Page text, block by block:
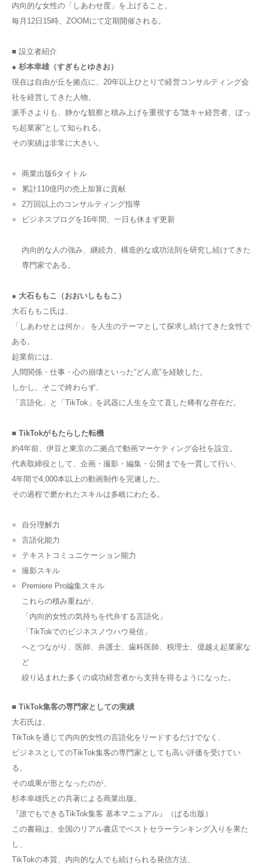
内向的な女性の「しあわせ度」を上げること。
毎月12日15時、ZOOMにて定期開催される。
■ 設立者紹介
● 杉本幸雄（すぎもとゆきお）
現在は自由が丘を拠点に、20年以上ひとりで経営コンサルティング会
社を経営してきた人物。
派手さよりも、静かな観察と積み上げを重視する“陰キャ経営者、ぼっ
ち起業家”として知られる。
その実績は非常に大きい。
商業出版6タイトル
累計110億円の売上加算に貢献
2万回以上のコンサルティング指導
ビジネスブログを16年間、一日も休まず更新
内向的な人の強み、継続力、構造的な成功法則を研究し続けてきた
専門家である。
● 大石ももこ（おおいしももこ）
大石ももこ氏は、
「しあわせとは何か」 を人生のテーマとして探求し続けてきた女性で
ある。
起業前には、
人間関係・仕事・心の崩壊といった“どん底”を経験した。
しかし、そこで終わらず、
「言語化」と「TikTok」を武器に人生を立て直した稀有な存在だ。
■ TikTokがもたらした転機
約4年前、伊豆と東京の二拠点で動画マーケティング会社を設立。
代表取締役として、企画・撮影・編集・公開までを一貫して行い、
4年間で4,000本以上の動画制作を完遂した。
その過程で磨かれたスキルは多岐にわたる。
自分理解力
言語化能力
テキストコミュニケーション能力
撮影スキル
Premiere Pro編集スキル
これらの積み重ねが、
「内向的女性の気持ちを代弁する言語化」
「TikTokでのビジネスノウハウ発信」
へとつながり、医師、弁護士、歯科医師、税理士、億越え起業家な
ど
絞り込まれた多くの成功経営者から支持を得るようになった。
■ TikTok集客の専門家としての実績
大石氏は、
TikTokを通じて内向的女性の言語化をリードするだけでなく、
ビジネスとしてのTikTok集客の専門家としても高い評価を受けてい
る。
その成果が形となったのが、
杉本幸雄氏との共著による商業出版。
『誰でもできるTikTok集客 基本マニュアル』（ぱる出版）
この書籍は、全国のリアル書店でベストセラーランキング入りを果た
し、
TikTokの本質、内向的な人でも続けられる発信方法、